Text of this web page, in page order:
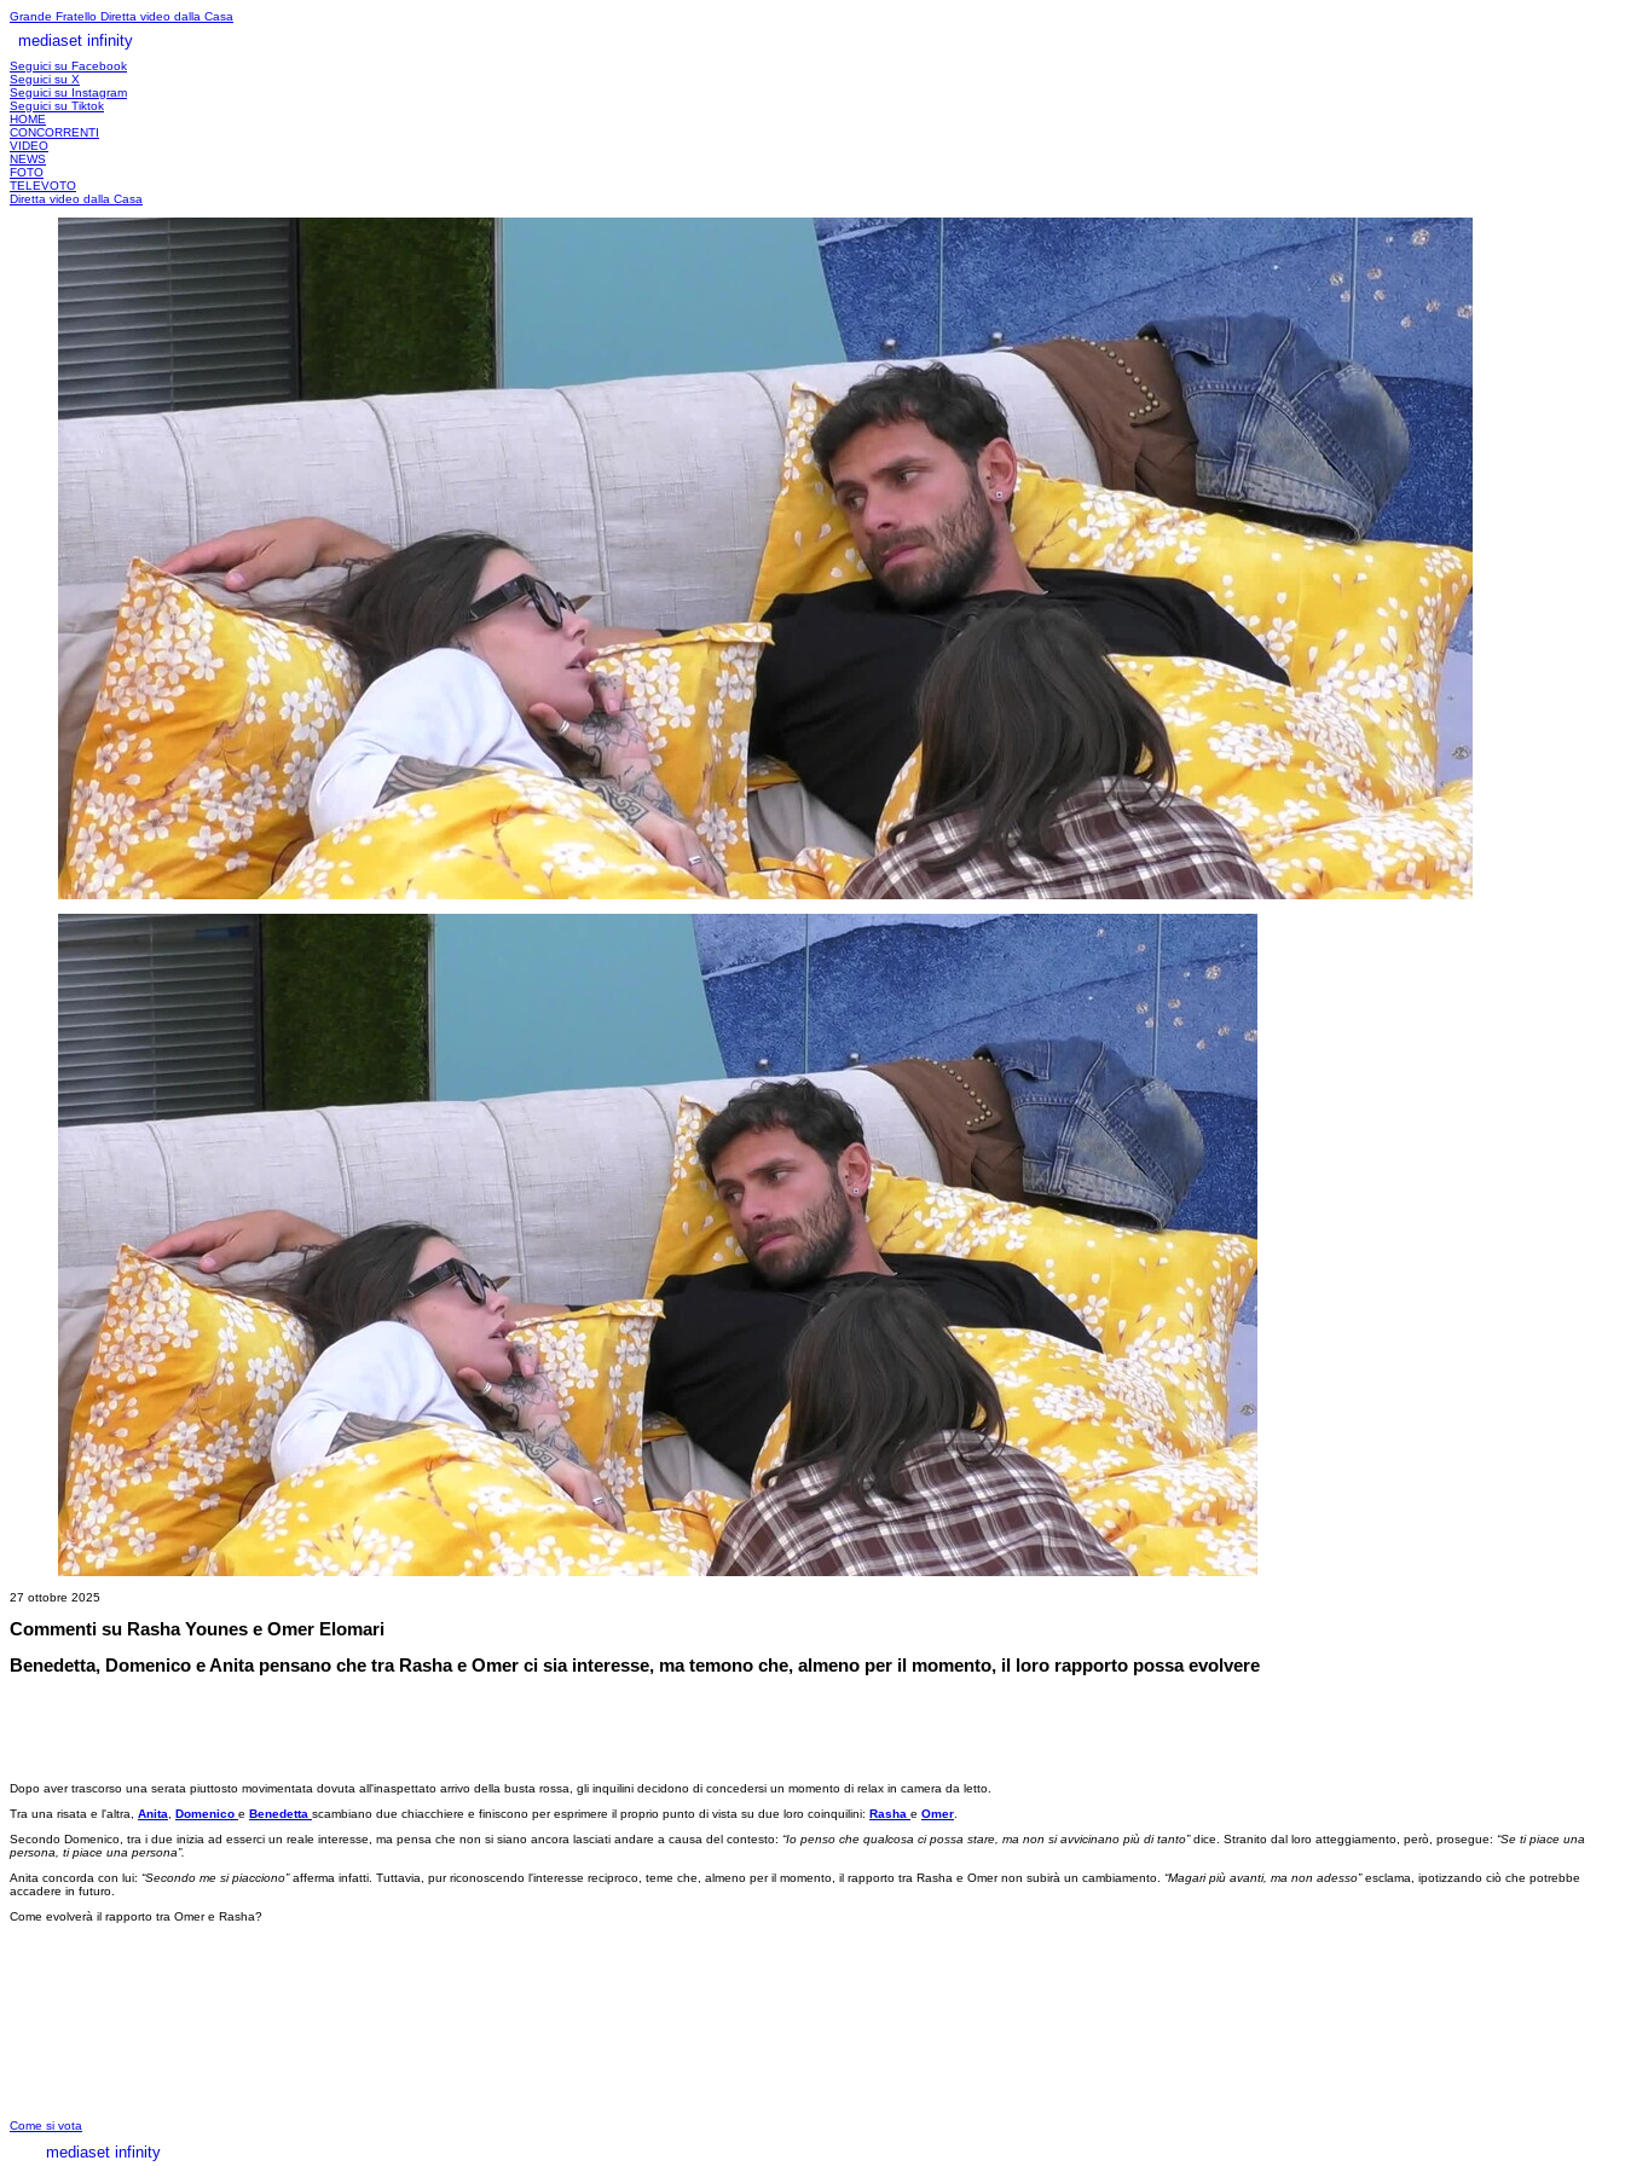
Grande Fratello Diretta video dalla Casa
mediaset infinity
Seguici su Facebook
Seguici su X
Seguici su Instagram
Seguici su Tiktok
HOME
CONCORRENTI
VIDEO
NEWS
FOTO
TELEVOTO
Diretta video dalla Casa
27 ottobre 2025
Commenti su Rasha Younes e Omer Elomari
Benedetta, Domenico e Anita pensano che tra Rasha e Omer ci sia interesse, ma temono che, almeno per il momento, il loro rapporto possa evolvere
Dopo aver trascorso una serata piuttosto movimentata dovuta all'inaspettato arrivo della busta rossa, gli inquilini decidono di concedersi un momento di relax in camera da letto.
Tra una risata e l'altra, Anita, Domenico e Benedetta scambiano due chiacchiere e finiscono per esprimere il proprio punto di vista su due loro coinquilini: Rasha e Omer.
Secondo Domenico, tra i due inizia ad esserci un reale interesse, ma pensa che non si siano ancora lasciati andare a causa del contesto: “Io penso che qualcosa ci possa stare, ma non si avvicinano più di tanto”dice. Stranito dal loro atteggiamento, però, prosegue: “Se ti piace una
persona, ti piace una persona”.
Anita concorda con lui: “Secondo me si piacciono”afferma infatti. Tuttavia, pur riconoscendo l'interesse reciproco, teme che, almeno per il momento, il rapporto tra Rasha e Omer non subirà un cambiamento. “Magari più avanti, ma non adesso”esclama, ipotizzando ciò che potrebbe
accadere in futuro.
Come evolverà il rapporto tra Omer e Rasha?
Come si vota
mediaset infinity